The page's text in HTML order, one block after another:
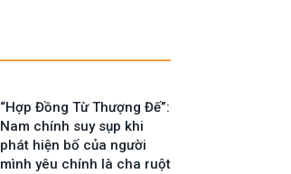
“Hợp Đồng Từ Thượng Đế”:
Nam chính suy sụp khi
phát hiện bố của người
mình yêu chính là cha ruột